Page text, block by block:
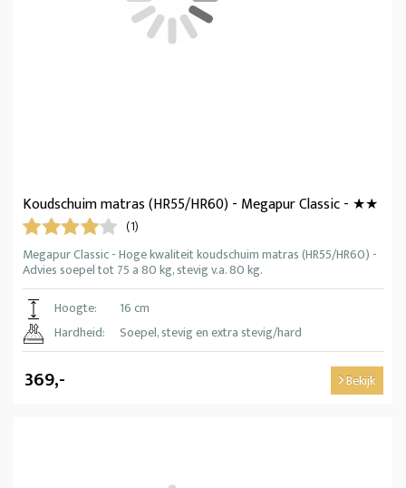
Koudschuim matras (HR55/HR60) - Megapur Classic - ★★
(1)
Megapur Classic - Hoge kwaliteit koudschuim matras (HR55/HR60) -
Advies soepel tot 75 a 80 kg, stevig v.a. 80 kg.
Hoogte:
16 cm
Hardheid:
Soepel, stevig en extra stevig/hard
369,- Bekijk